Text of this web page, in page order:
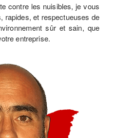
contre les nuisibles, je vous
rapides, et respectueuses de
sûr et sain, que
entreprise.